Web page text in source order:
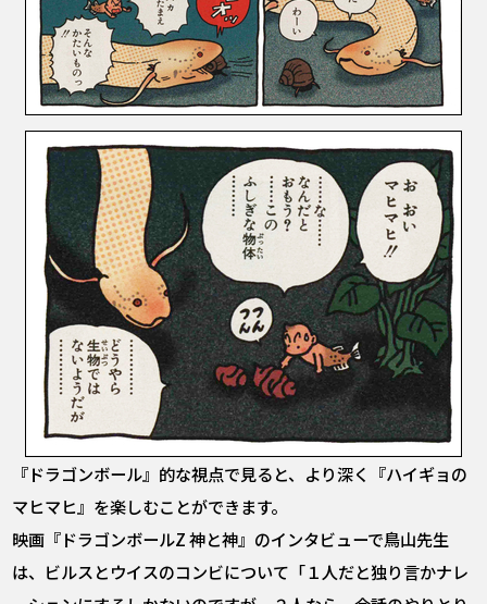
『ドラゴンボール』的な視点で見ると、より深く『ハイギョの
マヒマヒ』を楽しむことができます。
映画『ドラゴンボールZ 神と神』のインタビューで鳥山先生
は、ビルスとウイスのコンビについて「１人だと独り言かナレ